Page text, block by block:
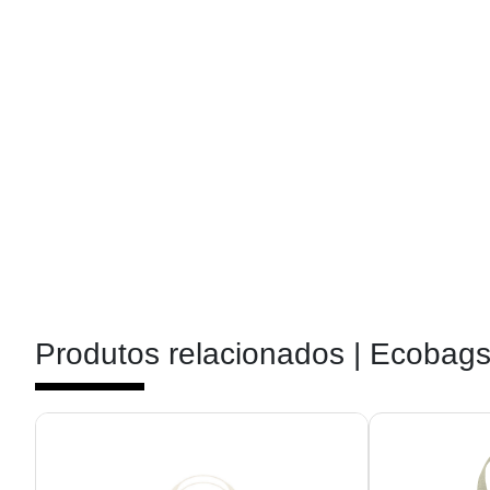
Produtos relacionados | Ecobags